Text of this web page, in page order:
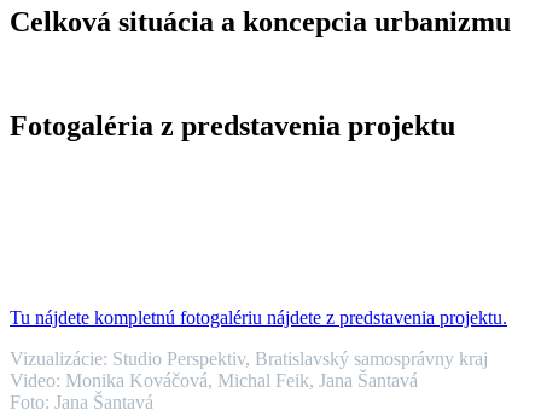
Celková situácia a koncepcia urbanizmu
Fotogaléria z predstavenia projektu
Tu nájdete kompletnú fotogalériu nájdete z predstavenia projektu.
Vizualizácie: Studio Perspektiv, Bratislavský samosprávny kraj
Video: Monika Kováčová, Michal Feik, Jana Šantavá
Foto: Jana Šantavá